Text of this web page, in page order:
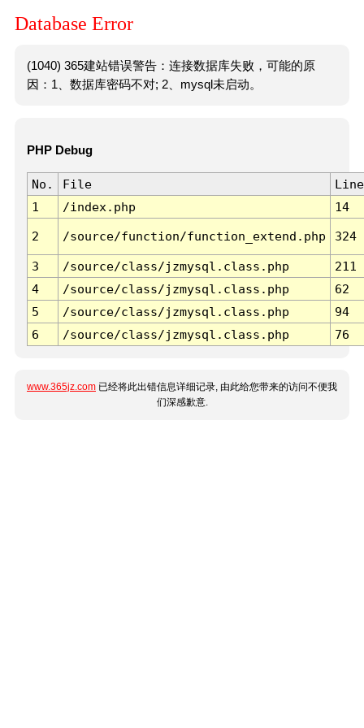
Database Error
(1040) 365建站错误警告：连接数据库失败，可能的原
因：1、数据库密码不对; 2、mysql未启动。
PHP Debug
No. File
Line
1
/index.php 14
2 /source/function/function_extend.php 324
3 /source/class/jzmysql.class.php
211
4
/source/class/jzmysql.class.php
62
5
/source/class/jzmysql.class.php
94
6
/source/class/jzmysql.class.php 76
www.365jz.com 已经将此出错信息详细记录, 由此给您带来的访问不便我
们深感歉意.